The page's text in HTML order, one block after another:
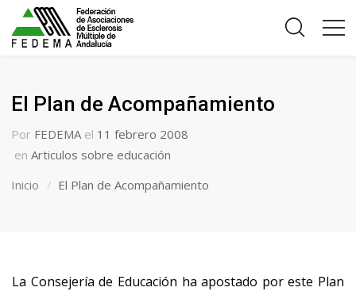
El Plan de Acompañamiento
Por FEDEMA el 11 febrero 2008
en Articulos sobre educación
Inicio
El Plan de Acompañamiento
La Consejería de Educación ha apostado por este Plan